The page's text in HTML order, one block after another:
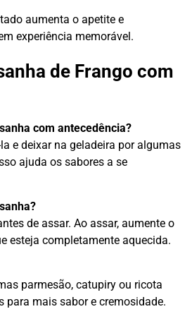
aumenta o apetite e
experiência memorável.
de Frango com
com antecedência?
e deixar na geladeira por algumas
ajuda os sabores a se
de assar. Ao assar, aumente o
esteja completamente aquecida.
parmesão, catupiry ou ricota
para mais sabor e cremosidade.